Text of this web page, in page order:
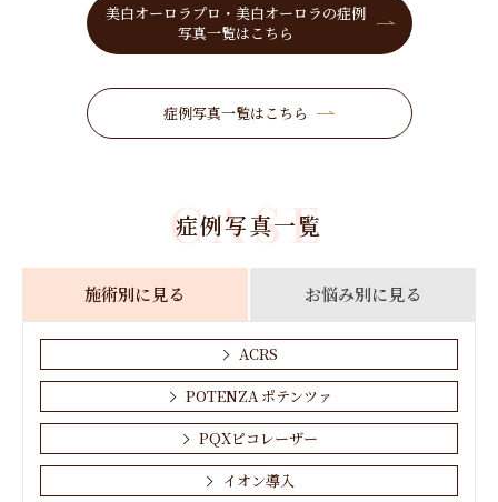
美白オーロラプロ・美白オーロラの症例
写真一覧はこちら
症例写真一覧はこちら
症例写真一覧
CASE
施術別に見る お悩み別に見る
ACRS
POTENZA ポテンツァ
PQXピコレーザー
イオン導入